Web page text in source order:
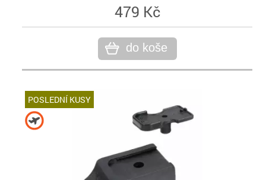
479 Kč
do koše
POSLEDNÍ KUSY